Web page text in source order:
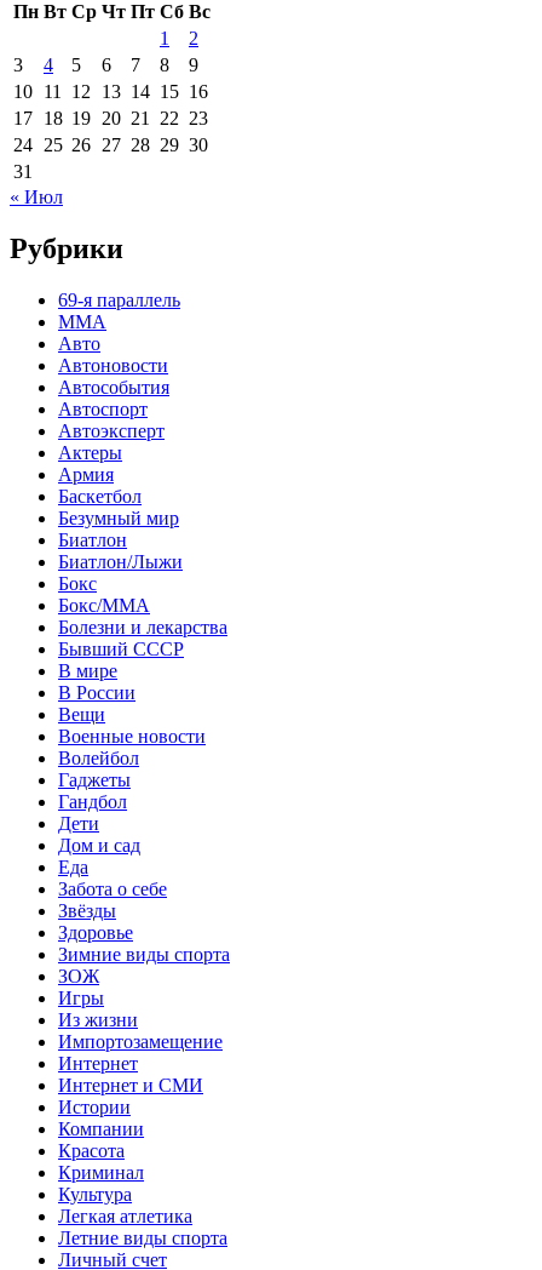
Пн Вт Ср Чт Пт Сб Вс
1
2
3
4 5 6 7 8
9
10 11 12 13 14 15 16
17 18 19 20 21 22 23
24 25 26 27 28 29 30
31
« Июл
Рубрики
69-я параллель
MMA
Авто
Автоновости
Автособытия
Автоспорт
Автоэксперт
Актеры
Армия
Баскетбол
Безумный мир
Биатлон
Биатлон/Лыжи
Бокс
Бокс/MMA
Болезни и лекарства
Бывший СССР
В мире
В России
Вещи
Военные новости
Волейбол
Гаджеты
Гандбол
Дети
Дом и сад
Еда
Забота о себе
Звёзды
Здоровье
Зимние виды спорта
ЗОЖ
Игры
Из жизни
Импортозамещение
Интернет
Интернет и СМИ
Истории
Компании
Красота
Криминал
Культура
Легкая атлетика
Летние виды спорта
Личный счет